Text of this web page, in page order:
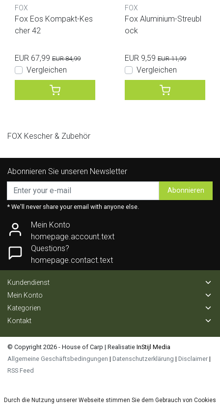
FOX
Fox Eos Kompakt-Kes
cher 42
EUR 67,99 EUR 84,99
Vergleichen
FOX
Fox Aluminium-Streubl
ock
EUR 9,59 EUR 11,99
Vergleichen
FOX Kescher & Zubehör
Abonnieren Sie unseren Newsletter
Abonnieren
* We'll never share your email with anyone else.
Mein Konto
homepage.account.text
Questions?
homepage.contact.text
Kundendienst
Mein Konto
Kategorien
Kontakt
© Copyright 2026 - House of Carp | Realisatie InStijl Media
Allgemeine Geschäftsbedingungen | Datenschutzerklärung | Disclaimer |
RSS Feed
Durch die Nutzung unserer Webseite stimmen Sie dem Gebrauch von Cookies